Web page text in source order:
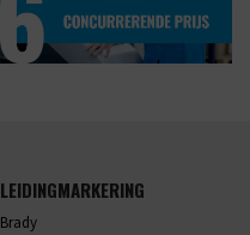
LEIDINGMARKERING
Brady